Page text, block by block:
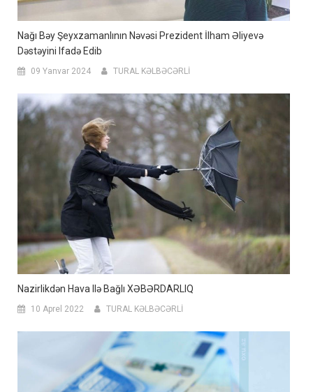
Nağı Bəy Şeyxzamanlının Nəvəsi Prezident İlham Əliyevə
Dəstəyini Ifadə Edib
09 Yanvar 2024 TURAL KƏLBƏCƏRLİ
Nazirlikdən Hava Ilə Bağlı XƏBƏRDARLIQ
10 Aprel 2022 TURAL KƏLBƏCƏRLİ